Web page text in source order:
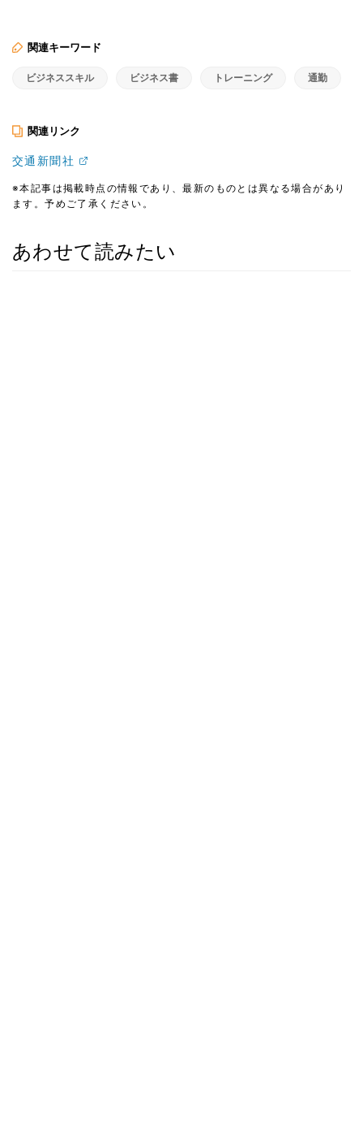
関連キーワード
ビジネススキル ビジネス書 トレーニング 通勤
関連リンク
交通新聞社
※本記事は掲載時点の情報であり、最新のものとは異なる場合があり
ます。予めご了承ください。
あわせて読みたい